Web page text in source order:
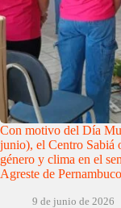
Con motivo del Día
junio), el Centro Sabiá
género y clima en el
Agreste de Pernambuco
9 de junio de 2026